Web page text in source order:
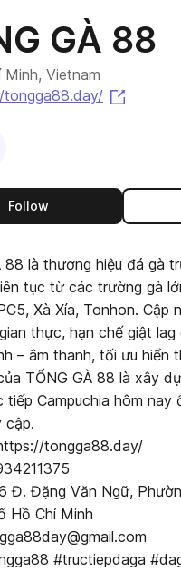
GÀ 88
Minh, Vietnam
Followthis publisher
88 là thương hiệu đá gà
tục từ các trường gà
Xà Xía, Tonhon.
thực, hạn chế giật lag
– âm thanh, tối ưu hiển
TỔNG GÀ 88 là xây
tiếp Campuchia hôm nay
cập.
tongga88.day/
Đ. Đặng Văn Ngữ,
Hồ Chí Minh
#tructiepdaga